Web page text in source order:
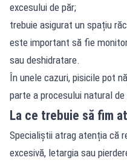
excesului de păr;
trebuie asigurat un spațiu
este important să fie
sau deshidratare.
În unele cazuri, pisicile pot
parte a procesului natural
La ce trebuie să fim
Specialiștii atrag atenția că
excesivă, letargia sau